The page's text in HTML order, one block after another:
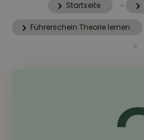
Startseite »
Führerschein Theorie lernen
»